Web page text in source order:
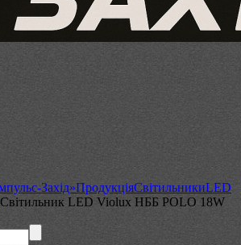
Захід»ПродукціяСвітильникиLED
Світильник LED Violux НББ POLO 18W